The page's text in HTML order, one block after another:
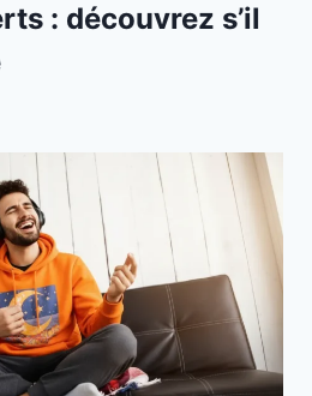
: découvrez s’il